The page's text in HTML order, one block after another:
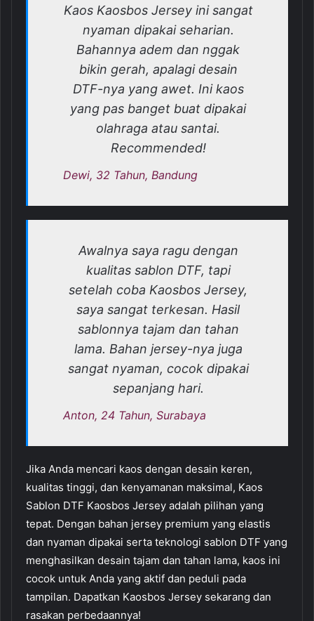
Kaos Kaosbos Jersey ini sangat
nyaman dipakai seharian.
Bahannya adem dan nggak
bikin gerah, apalagi desain
DTF-nya yang awet. Ini kaos
yang pas banget buat dipakai
olahraga atau santai.
Recommended!
Dewi, 32 Tahun, Bandung
Awalnya saya ragu dengan
kualitas sablon DTF, tapi
setelah coba Kaosbos Jersey,
saya sangat terkesan. Hasil
sablonnya tajam dan tahan
lama. Bahan jersey-nya juga
sangat nyaman, cocok dipakai
sepanjang hari.
Anton, 24 Tahun, Surabaya
Jika Anda mencari kaos dengan desain keren,
kualitas tinggi, dan kenyamanan maksimal, Kaos
Sablon DTF Kaosbos Jersey adalah pilihan yang
tepat. Dengan bahan jersey premium yang elastis
dan nyaman dipakai serta teknologi sablon DTF yang
menghasilkan desain tajam dan tahan lama, kaos ini
cocok untuk Anda yang aktif dan peduli pada
tampilan. Dapatkan Kaosbos Jersey sekarang dan
rasakan perbedaannya!